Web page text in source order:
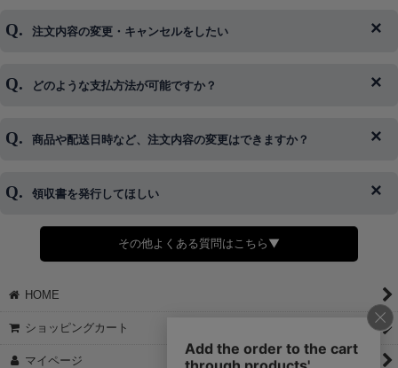
◆下記ページより、ログインIDの変更が可能です。
注文内容の変更・キャンセルをしたい
◆即日発送を行なっている関係上、午後以降のご連絡やキャンセル
※発送後、発送準備が完了しお手続きが間に合わない場合は変更、
どのような支払方法が可能ですか？
◆代金引換・クレジットカード・携帯キャリア決済・おねだり決
商品や配送日時など、注文内容の変更はできますか？
◆商品発送前の変更は承っております。
さい。
領収書を発行してほしい
◆領収書はご希望頂いた場合のみ発行しております。
【これからご注文する場合】
STEP2「お届け先・お支払い」ページにて備考欄に下記の記載をお
願いします。
②宛名（空欄は上様は不可）
その他よくある質問はこちら▼
HOME
ショッピングカート
マイページ